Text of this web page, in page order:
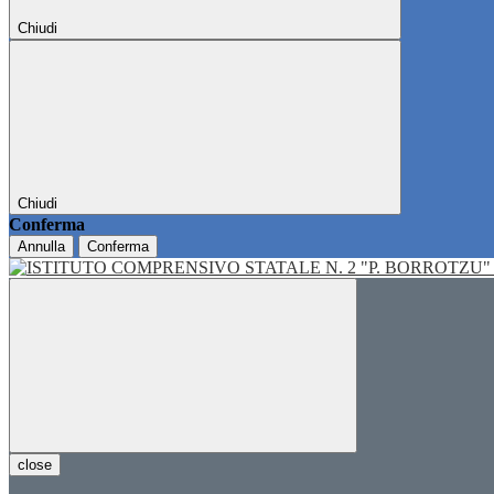
Chiudi
Chiudi
Conferma
Annulla Conferma
close